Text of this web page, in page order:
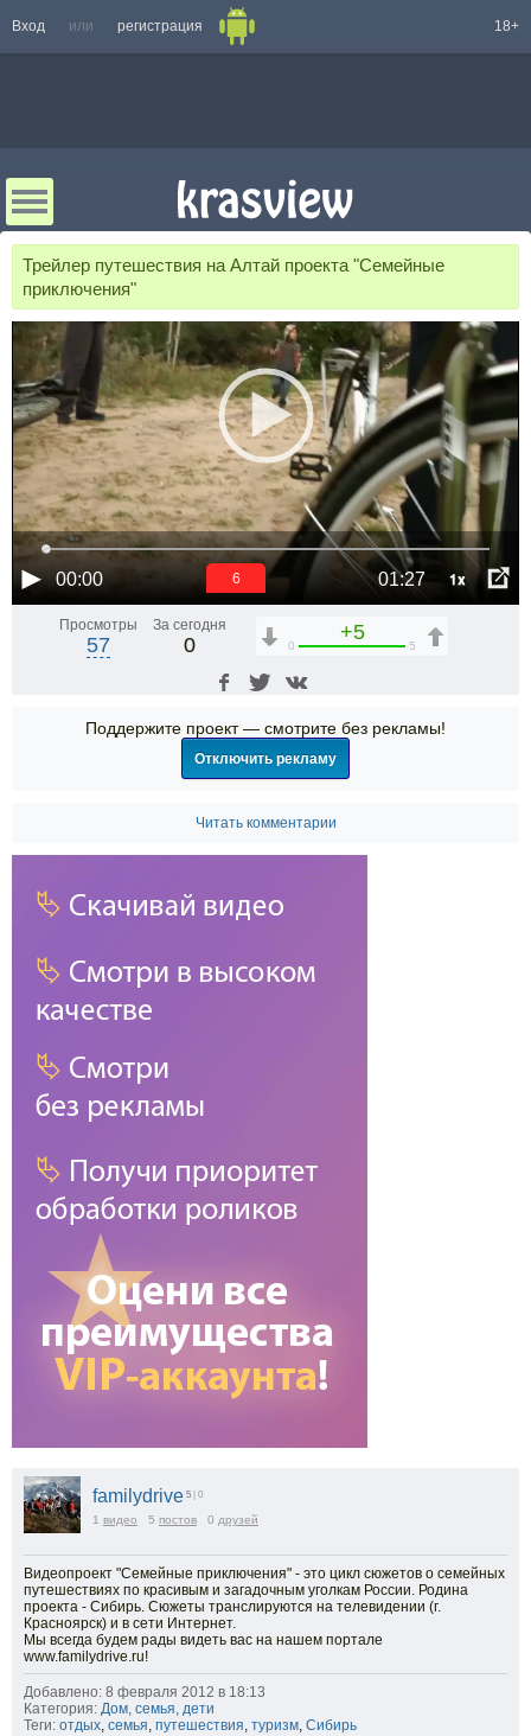
Вход или регистрация 18+
Трейлер путешествия на Алтай проекта "Семейные
приключения"
00:00 01:27 1x
5
Просмотры
57
За сегодня
0
+5
0 5
Поддержите проект — смотрите без рекламы!
Отключить рекламу
Читать комментарии
familydrive 5 | 0
1 видео 5 постов 0 друзей
Видеопроект "Семейные приключения" - это цикл сюжетов о семейных
путешествиях по красивым и загадочным уголкам России. Родина
проекта - Сибирь. Сюжеты транслируются на телевидении (г.
Красноярск) и в сети Интернет.
Мы всегда будем рады видеть вас на нашем портале
www.familydrive.ru!
Добавлено: 8 февраля 2012 в 18:13
Категория: Дом, семья, дети
Теги: отдых, семья, путешествия, туризм, Сибирь